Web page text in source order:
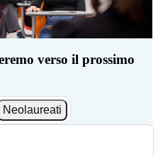
verso il prossimo
Neolaureati